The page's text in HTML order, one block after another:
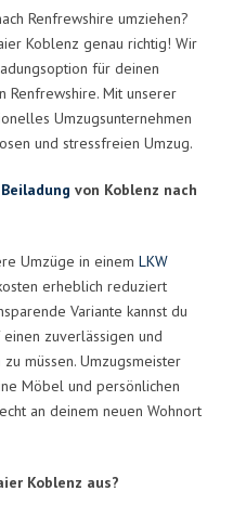
Renfrewshire umziehen?
Koblenz genau richtig! Wir
für deinen
Renfrewshire. Mit unserer
Umzugsunternehmen
und stressfreien Umzug.
Beiladung von Koblenz nach
Umzüge in einem LKW
erheblich reduziert
Variante kannst du
zuverlässigen und
müssen. Umzugsmeister
Möbel und persönlichen
an deinem neuen Wohnort
Koblenz aus?